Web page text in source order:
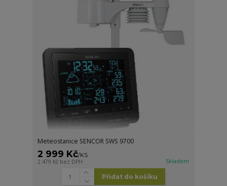
Meteostanice SENCOR SWS 9700
2 999 Kč/KS
2 479 Kč bez DPH Skladem
Přidat do košíku